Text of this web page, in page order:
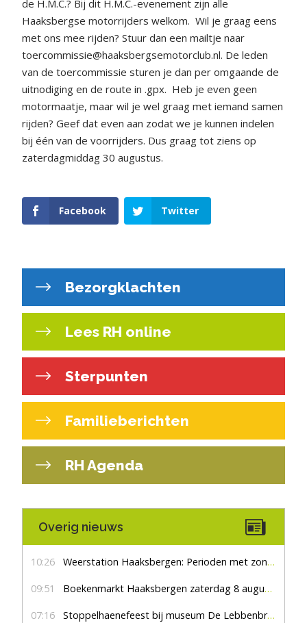
de H.M.C.? Bij dit H.M.C.-evenement zijn alle
Haaksbergse motorrijders welkom. Wil je graag eens
met ons mee rijden? Stuur dan een mailtje naar
toercommissie@haaksbergsemotorclub.nl. De leden
van de toercommissie sturen je dan per omgaande de
uitnodiging en de route in .gpx. Heb je even geen
motormaatje, maar wil je wel graag met iemand samen
rijden? Geef dat even aan zodat we je kunnen indelen
bij één van de voorrijders. Dus graag tot ziens op
zaterdagmiddag 30 augustus.
Facebook Twitter
Bezorgklachten
Lees RH online
Sterpunten
Familieberichten
RH Agenda
Overig nieuws
10:26 Weerstation Haaksbergen: Perioden met zon en droog
09:51 Boekenmarkt Haaksbergen zaterdag 8 augustus, marktplein Haaksbergen
07:16 Stoppelhaenefeest bij museum De Lebbenbrugge